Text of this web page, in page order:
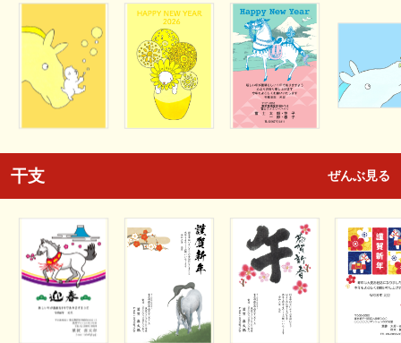
干支 ぜんぶ見る